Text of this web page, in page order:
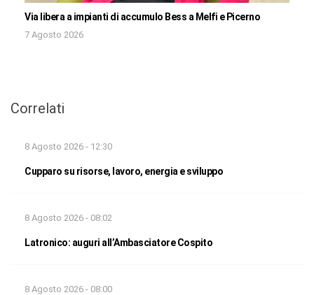
Via libera a impianti di accumulo Bess a Melfi e Picerno
7 Agosto 2026
Correlati
8 Agosto 2026 - 12:30
Cupparo su risorse, lavoro, energia e sviluppo
8 Agosto 2026 - 08:02
Latronico: auguri all’Ambasciatore Cospito
8 Agosto 2026 - 08:00